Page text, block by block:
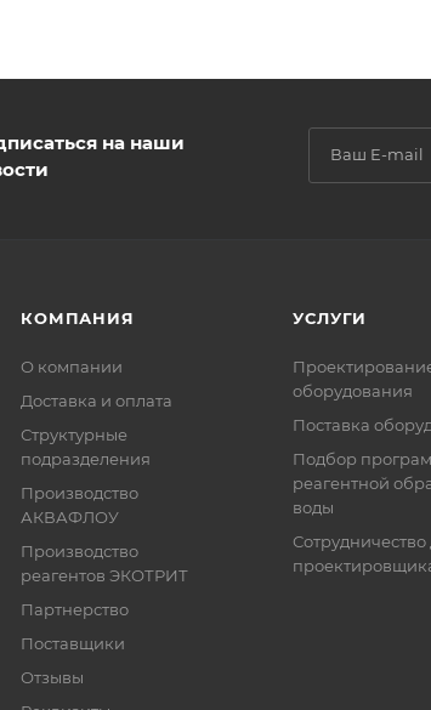
на наши
КОМПАНИЯ
О компании
Доставка и оплата
Структурные
подразделения
Производство
АКВАФЛОУ
Производство
реагентов ЭКОТРИТ
Партнерство
Поставщики
Отзывы
УСЛУГИ
оборудования
Поставка
Подбор
реагентной
воды
Сотрудничество